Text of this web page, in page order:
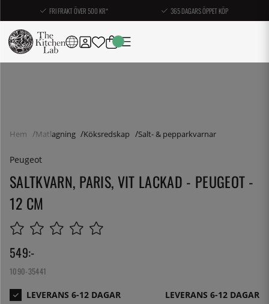
FRI FRAKT ÖVER 500 KR* 365 DAGARS ÖPPET KÖP
Hem Matlagning Köksredskap Salt- & pepparkvarnar
Peugeot
SALTKVARN, PARIS, VIT LACKAD - PEUGEOT -
12 CM
549:-
1090-35441
LEVERANS 6-12 DAGAR